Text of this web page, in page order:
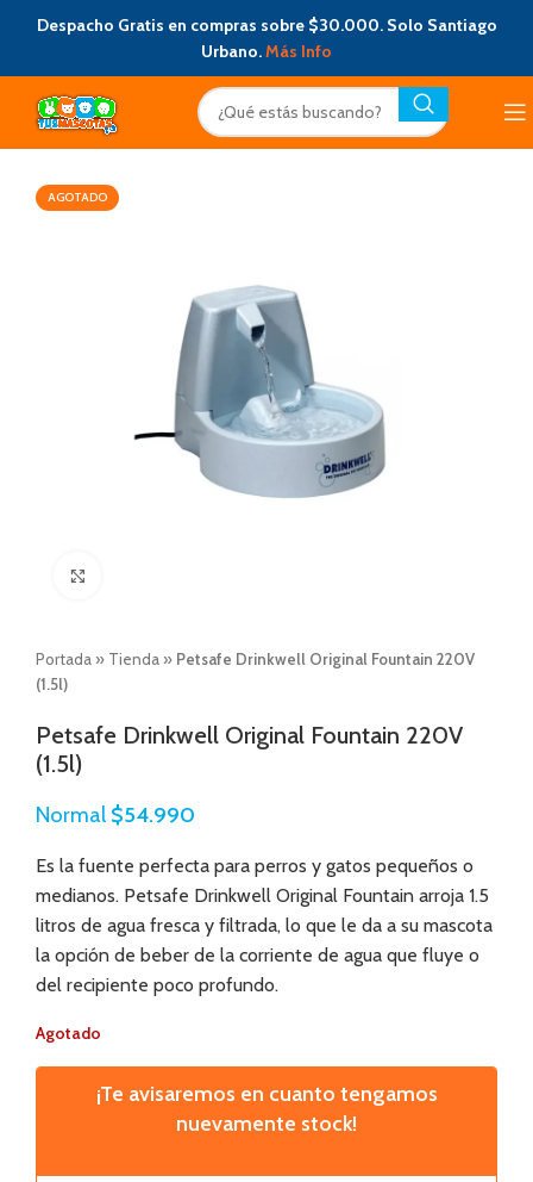
Despacho Gratis en compras sobre $30.000. Solo Santiago
Urbano.Más Info
AGOTADO
Portada » Tienda » Petsafe Drinkwell Original Fountain 220V
(1.5l)
Petsafe Drinkwell Original Fountain 220V
(1.5l)
Normal $54.990
Es la fuente perfecta para perros y gatos pequeños o
medianos. Petsafe Drinkwell Original Fountain arroja 1.5
litros de agua fresca y filtrada, lo que le da a su mascota
la opción de beber de la corriente de agua que fluye o
del recipiente poco profundo.
Agotado
¡Te avisaremos en cuanto tengamos
nuevamente stock!